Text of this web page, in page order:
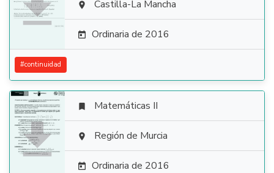
 Castilla-La Mancha
 Ordinaria de 2016
#continuidad

 Matemáticas II
 Región de Murcia
 Ordinaria de 2016